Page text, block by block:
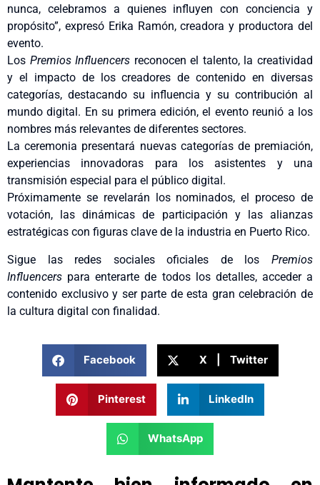
nunca, celebramos a quienes influyen con conciencia y
propósito”, expresó Erika Ramón, creadora y productora del
evento.
Los Premios Influencers reconocen el talento, la creatividad
y el impacto de los creadores de contenido en diversas
categorías, destacando su influencia y su contribución al
mundo digital. En su primera edición, el evento reunió a los
nombres más relevantes de diferentes sectores.
La ceremonia presentará nuevas categorías de premiación,
experiencias innovadoras para los asistentes y una
transmisión especial para el público digital.
Próximamente se revelarán los nominados, el proceso de
votación, las dinámicas de participación y las alianzas
estratégicas con figuras clave de la industria en Puerto Rico.
Sigue las redes sociales oficiales de los Premios
Influencers para enterarte de todos los detalles, acceder a
contenido exclusivo y ser parte de esta gran celebración de
la cultura digital con finalidad.
Facebook X | Twitter
Pinterest LinkedIn
WhatsApp